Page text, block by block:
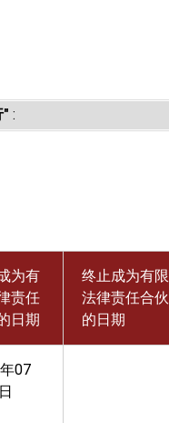
" :
为有
责任
日期
终止成为有限
法律责任合伙
的日期
07